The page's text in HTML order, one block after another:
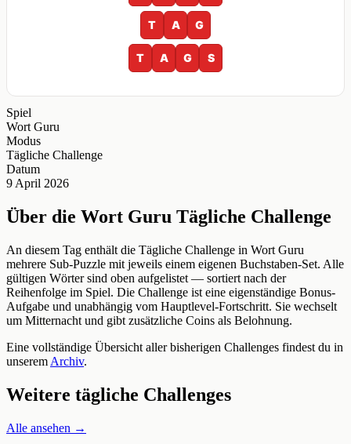
T A G
T A G S
Spiel
Wort Guru
Modus
Tägliche Challenge
Datum
9 April 2026
Über die Wort Guru Tägliche Challenge
An diesem Tag enthält die Tägliche Challenge in Wort Guru
mehrere Sub-Puzzle mit jeweils einem eigenen Buchstaben-Set. Alle
gültigen Wörter sind oben aufgelistet — sortiert nach der
Reihenfolge im Spiel. Die Challenge ist eine eigenständige Bonus-
Aufgabe und unabhängig vom Hauptlevel-Fortschritt. Sie wechselt
um Mitternacht und gibt zusätzliche Coins als Belohnung.
Eine vollständige Übersicht aller bisherigen Challenges findest du in
unserem Archiv.
Weitere tägliche Challenges
Alle ansehen →